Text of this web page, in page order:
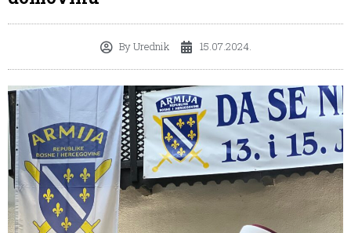
ByUrednik 15.07.2024.